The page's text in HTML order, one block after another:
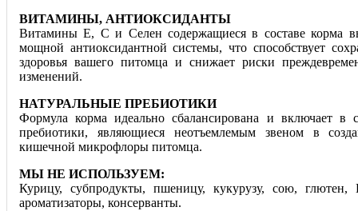
ВИТАМИНЫ, АНТИОКСИДАНТЫ
Витамины Е, С и Селен содержащиеся в составе корма
мощной антиоксидантной системы, что способствует
здоровья вашего питомца и снижает риски
изменений.
НАТУРАЛЬНЫЕ ПРЕБИОТИКИ
Формула корма идеально сбалансирована и включает в
пребиотики, являющиеся неотъемлемым звеном в
кишечной микрофлоры питомца.
МЫ НЕ ИСПОЛЬЗУЕМ:
Курицу, субпродукты, пшеницу, кукурузу, сою, глютен,
ароматизаторы, консерванты.